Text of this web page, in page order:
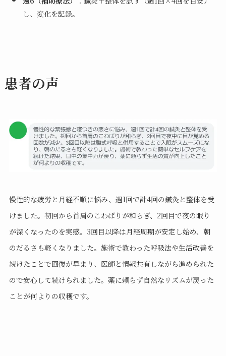
し、変化を記録。
患者の声
慢性的な疲労と月経不順に悩み、週1回で計4回の鍼灸と整体を受
けました。初回から首肩のこわばりが和らぎ、2回目で夜の眠り
が深くなったのを実感。3回目以降は月経周期が安定し始め、朝
のだるさも軽くなりました。施術で教わった呼吸法や生活改善を
続けたことで回復が早まり、医師と情報共有しながら進められた
ので安心して続けられました。薬に頼らず自然なリズムが戻った
ことが何よりの収穫です。